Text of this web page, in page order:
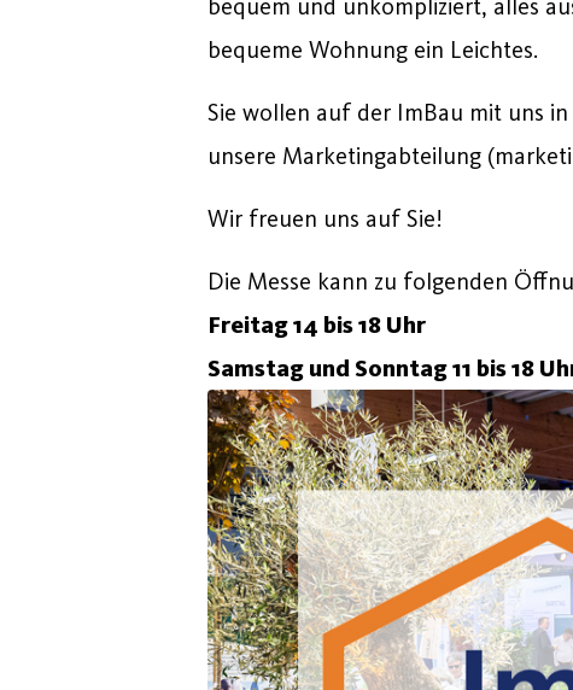
bequem und unkompliziert, alles
bequeme Wohnung ein Leichtes.
Sie wollen auf der ImBau mit uns
unsere Marketingabteilung
Wir freuen uns auf Sie!
Die Messe kann zu folgenden
Freitag 14 bis 18 Uhr
Samstag und Sonntag 11 bis 18